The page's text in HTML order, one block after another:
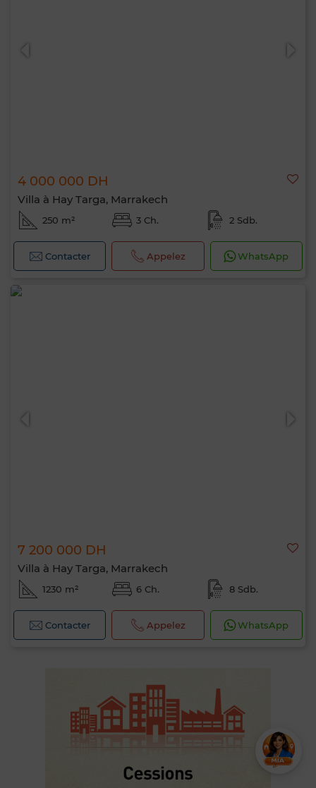
4 000 000 DH
Villa à Hay Targa, Marrakech
250 m² 3 Ch. 2 Sdb.
Contacter Appelez WhatsApp
7 200 000 DH
Villa à Hay Targa, Marrakech
1230 m² 6 Ch. 8 Sdb.
Contacter Appelez WhatsApp